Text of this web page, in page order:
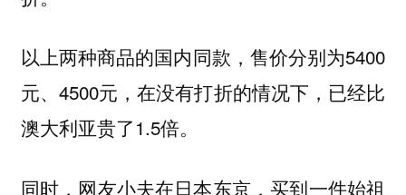
以上两种商品的国内同款，售价分别为5400
元、4500元，在没有打折的情况下，已经比
澳大利亚贵了1.5倍。
同时，网友小夫在日本东京，买到一件始祖